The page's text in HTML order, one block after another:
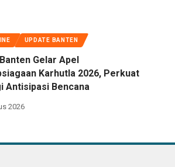
UPDATE BANTEN
Gelar Apel
Karhutla 2026, Perkuat
Antisipasi Bencana
2026